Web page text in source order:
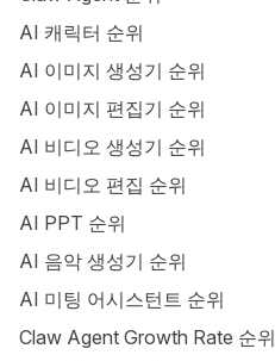
AI 캐릭터 순위
AI 이미지 생성기 순위
AI 이미지 편집기 순위
AI 비디오 생성기 순위
AI 비디오 편집 순위
AI PPT 순위
AI 음악 생성기 순위
AI 미팅 어시스턴트 순위
Claw Agent Growth Rate 순위